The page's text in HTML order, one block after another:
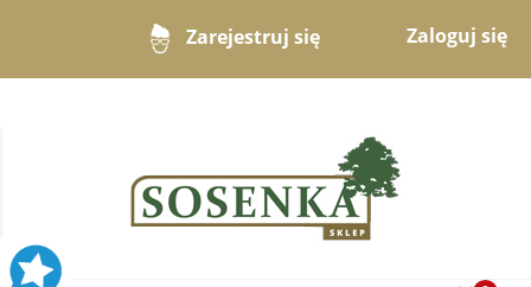
Zarejestruj się Zaloguj się